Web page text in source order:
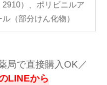
2910）、ポリビニルア
ル（部分けん化物）
局で直接購入OK／
LINEから